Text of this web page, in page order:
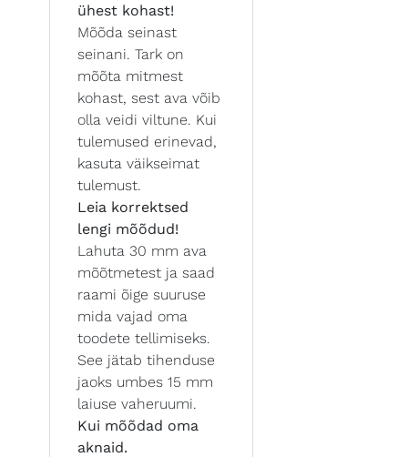
ühest kohast!
Mõõda seinast
seinani. Tark on
mõõta mitmest
kohast, sest ava võib
olla veidi viltune. Kui
tulemused erinevad,
kasuta väikseimat
tulemust.
Leia korrektsed
lengi mõõdud!
Lahuta 30 mm ava
mõõtmetest ja saad
raami õige suuruse
mida vajad oma
toodete tellimiseks.
See jätab tihenduse
jaoks umbes 15 mm
laiuse vaheruumi.
Kui mõõdad oma
aknaid.